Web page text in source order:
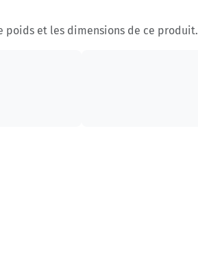
et les dimensions de ce produit.